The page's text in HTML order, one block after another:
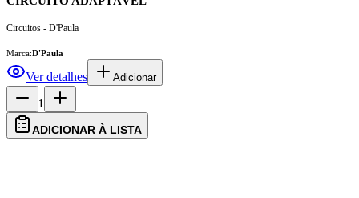
Circuitos - D'Paula
Marca:D'Paula
Ver detalhes Adicionar
1
ADICIONAR À LISTA